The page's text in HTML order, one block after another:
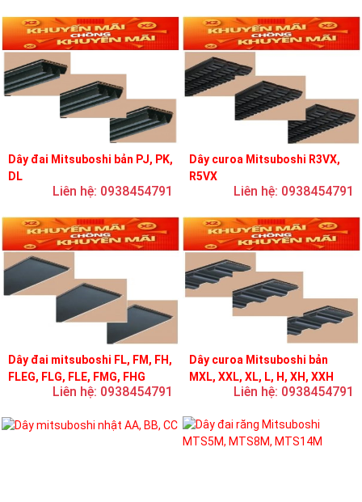
Dây đai Mitsuboshi bản PJ, PK,
DL
Liên hệ: 0938454791
Dây curoa Mitsuboshi R3VX,
R5VX
Liên hệ: 0938454791
Dây đai mitsuboshi FL, FM, FH,
FLEG, FLG, FLE, FMG, FHG
Liên hệ: 0938454791
Dây curoa Mitsuboshi bản
MXL, XXL, XL, L, H, XH, XXH
Liên hệ: 0938454791